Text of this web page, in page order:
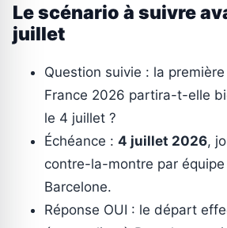
Le scénario à suivre
juillet
Question suivie : la
France 2026 partira-t-elle
le 4 juillet ?
Échéance : 4 juillet 2026,
contre-la-montre par
Barcelone.
Réponse OUI : le départ